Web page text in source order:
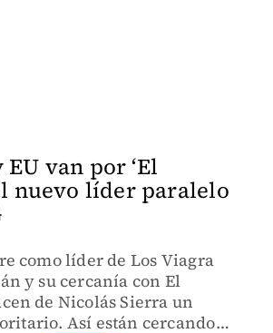
van por ‘El
nuevo líder paralelo
como líder de Los Viagra
y su cercanía con El
de Nicolás Sierra un
Así están cercando